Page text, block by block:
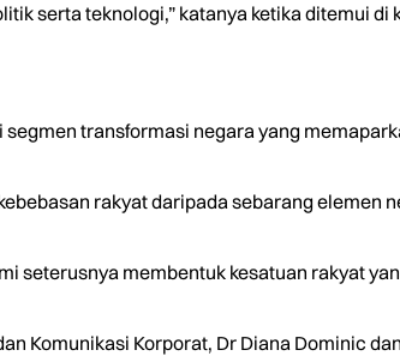
serta teknologi,” katanya ketika ditemui di
transformasi negara yang
rakyat daripada sebarang elemen
seterusnya membentuk kesatuan rakyat
Komunikasi Korporat, Dr Diana Dominic